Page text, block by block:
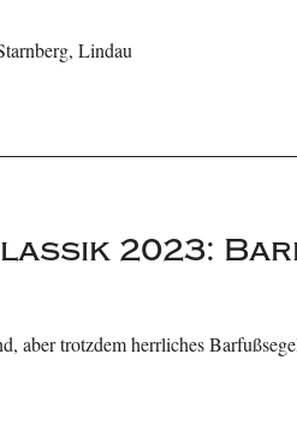
Lindau
2023:
aber trotzdem herrliches